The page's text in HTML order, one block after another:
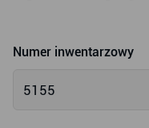
Numer inwentarzowy
5155